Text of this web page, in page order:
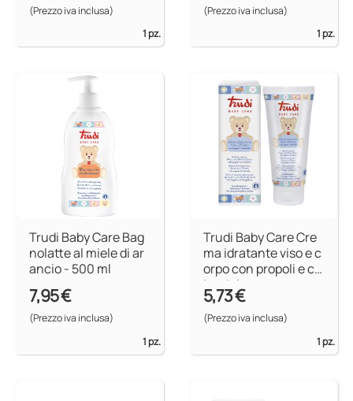
(Prezzo iva inclusa)
1 pz.
(Prezzo iva inclusa)
1 pz.
Trudi Baby Care Bag
nolatte al miele di ar
ancio - 500 ml
7,95 €
(Prezzo iva inclusa)
1 pz.
Trudi Baby Care Cre
ma idratante viso e c
orpo con propoli e ca
lendula
5,73 €
(Prezzo iva inclusa)
1 pz.